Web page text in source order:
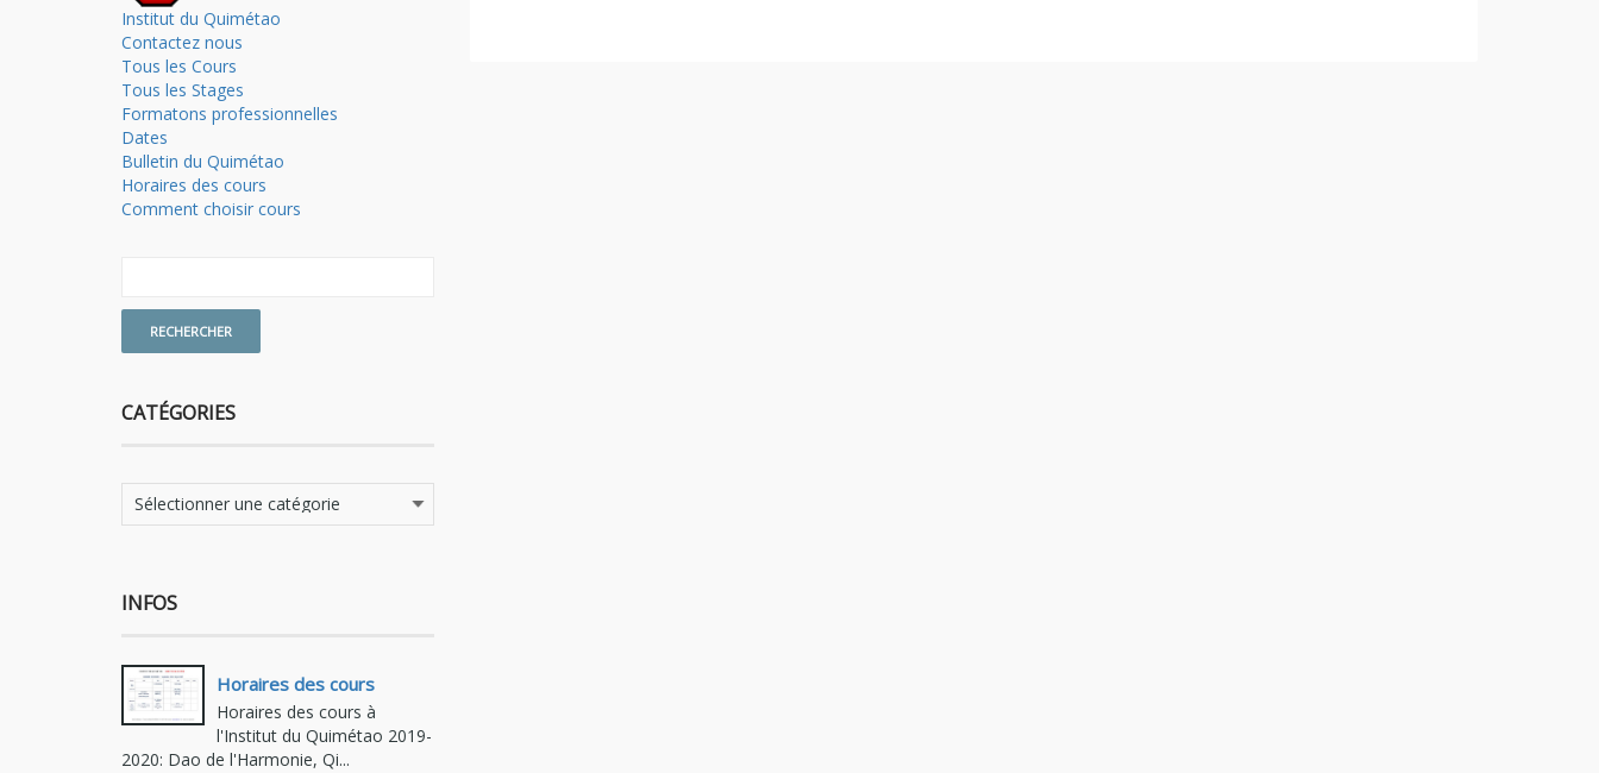
Institut du Quimétao
Contactez nous
Tous les Cours
Tous les Stages
Formatons professionnelles
Dates
Bulletin du Quimétao
Horaires des cours
Comment choisir cours
CATÉGORIES
INFOS
Horaires des cours
Horaires des cours à
l'Institut du Quimétao 2019-
2020: Dao de l'Harmonie, Qi...